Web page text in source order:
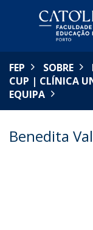
FEP SOBRE
CUP | CLÍNICA
EQUIPA
Benedita